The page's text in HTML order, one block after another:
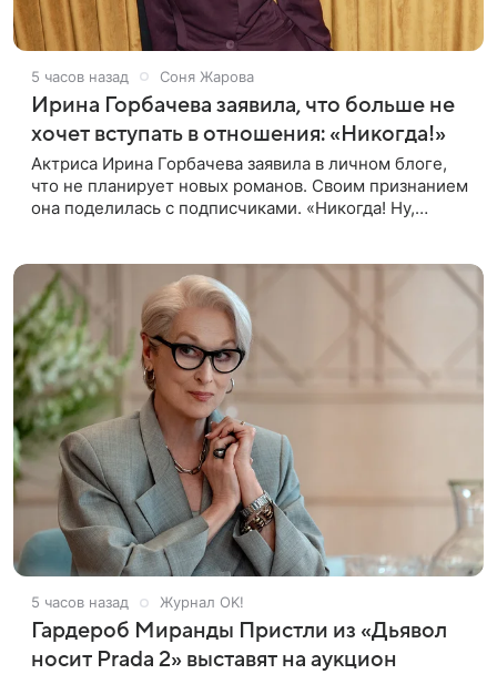
5 часов назад Соня Жарова
Ирина Горбачева заявила, что больше не
хочет вступать в отношения: «Никогда!»
Актриса Ирина Горбачева заявила в личном блоге,
что не планирует новых романов. Своим признанием
она поделилась с подписчиками. «Никогда! Ну,
5 часов назад Журнал OK!
Гардероб Миранды Пристли из «Дьявол
носит Prada 2» выставят на аукцион